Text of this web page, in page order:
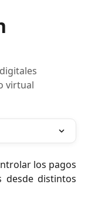
virtual
los pagos
desde distintos